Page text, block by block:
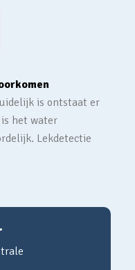
is ontstaat er
het water
Lekdetectie